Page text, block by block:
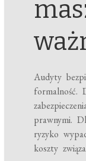
Audyty
formalność.
prawnymi.
ryzyko
koszty